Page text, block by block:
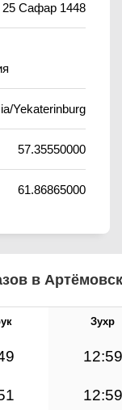
25 Сафар 1448
Yekaterinburg
57.35550000
61.86865000
в
Зухр
12:59
12:59